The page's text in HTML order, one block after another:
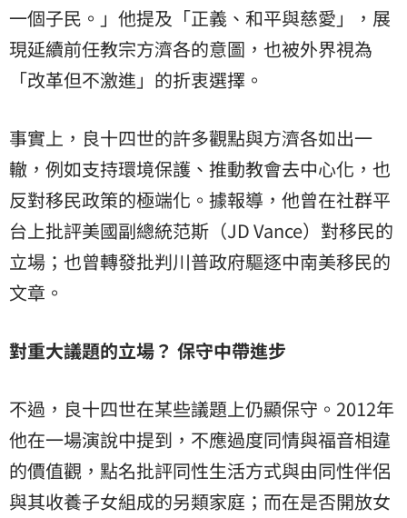
一個子民。」他提及「正義、和平與慈愛」，展
現延續前任教宗方濟各的意圖，也被外界視為
「改革但不激進」的折衷選擇。
事實上，良十四世的許多觀點與方濟各如出一
轍，例如支持環境保護、推動教會去中心化，也
反對移民政策的極端化。據報導，他曾在社群平
台上批評美國副總統范斯（JD Vance）對移民的
立場；也曾轉發批判川普政府驅逐中南美移民的
文章。
對重大議題的立場？ 保守中帶進步
不過，良十四世在某些議題上仍顯保守。2012年
他在一場演說中提到，不應過度同情與福音相違
的價值觀，點名批評同性生活方式與由同性伴侶
與其收養子女組成的另類家庭；而在是否開放女